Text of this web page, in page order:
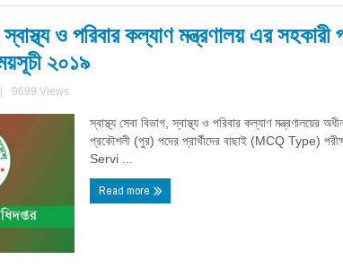
স্বাস্থ্য ও পরিবার কল্যাণ মন্ত্রণালয় এর
২০১৯
9699 Views
স্বাস্থ্য সেবা বিভাগ, স্বাস্থ্য ও পরিবার কল্যাণ মন্ত্রণালয়ের
প্রকৌশলী (পুর) পদের প্রার্থীদের বাছাই (MCQ Type)
Servi ...
Read more